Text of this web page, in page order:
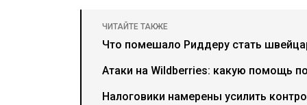
ЧИТАЙТЕ ТАКЖЕ
Что помешало Риддеру стать
Атаки на Wildberries: какую помощь
Налоговики намерены усилить